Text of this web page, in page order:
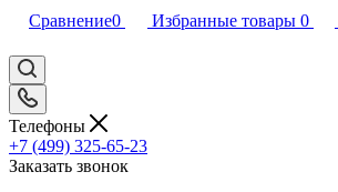
Сравнение0 Избранные товары 0
Телефоны
+7 (499) 325-65-23
Заказать звонок